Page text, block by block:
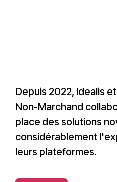
Depuis 2022, Idealis
Non-Marchand
place des solutions
considérablement
leurs plateformes.